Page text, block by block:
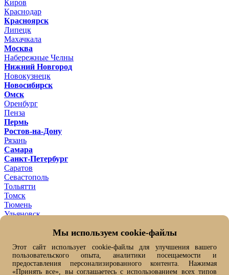
Киров
Краснодар
Красноярск
Липецк
Махачкала
Москва
Набережные Челны
Нижний Новгород
Новокузнецк
Новосибирск
Омск
Оренбург
Пенза
Пермь
Ростов-на-Дону
Рязань
Самара
Санкт-Петербург
Саратов
Севастополь
Тольятти
Томск
Тюмень
Ульяновск
Ярославль
Ваш город -Омск ?
Да Нет, выбрать другой
Мы используем cookie-файлы
Этот сайт использует cookie-файлы для улучшения вашего
пользовательского опыта, аналитики посещаемости и
предоставления персонализированного контента. Нажимая
«Принять все», вы соглашаетесь с использованием всех типов